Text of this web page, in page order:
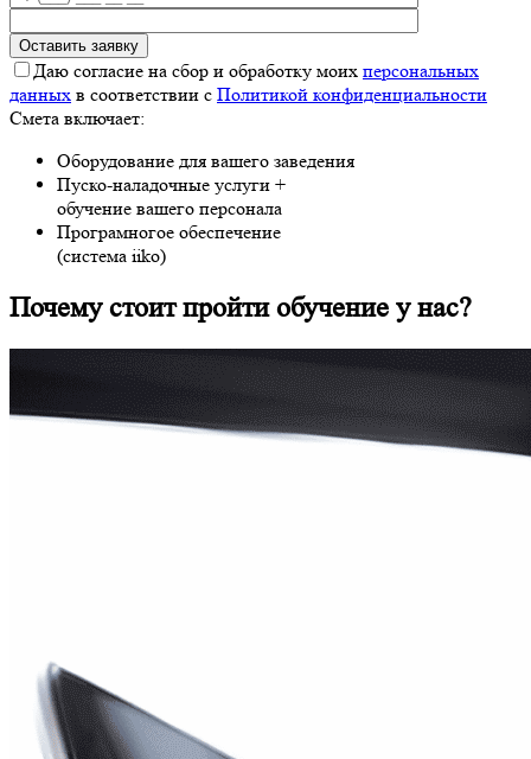
Даю согласие на сбор и обработку моих персональных
данных в соответствии с Политикой конфиденциальности
Смета включает:
Оборудование для вашего заведения
Пуско-наладочные услуги +
обучение вашего персонала
Програмногое обеспечение
(система iiko)
Почему стоит пройти обучение у нас?